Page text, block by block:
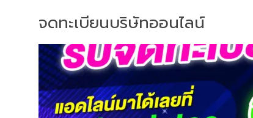
จดทะเบียนบริษัทออนไลน์